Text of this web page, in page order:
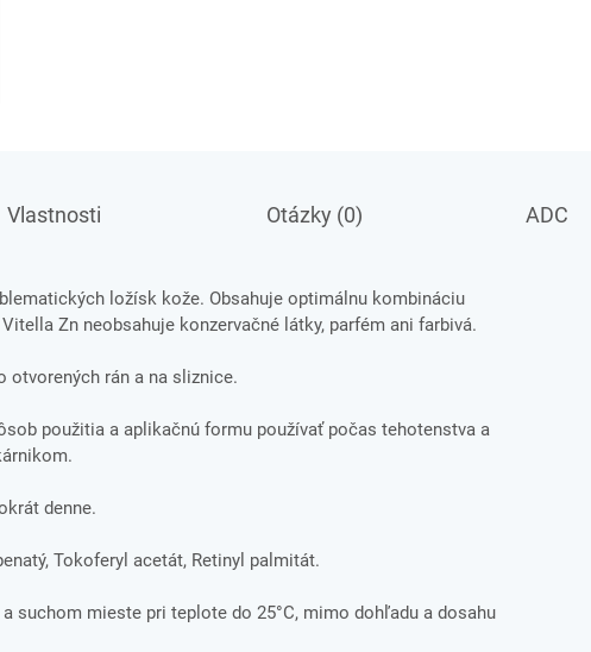
Vlastnosti Otázky (0) ADC
ložísk kože. Obsahuje optimálnu kombináciu
Zn neobsahuje konzervačné látky, parfém ani farbivá.
otvorených rán a na sliznice.
použitia a aplikačnú formu používať počas tehotenstva a
denne.
Tokoferyl acetát, Retinyl palmitát.
suchom mieste pri teplote do 25°C, mimo dohľadu a dosahu